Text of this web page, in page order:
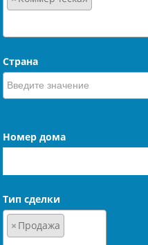
Страна
Номер дома
Тип сделки
× Продажа